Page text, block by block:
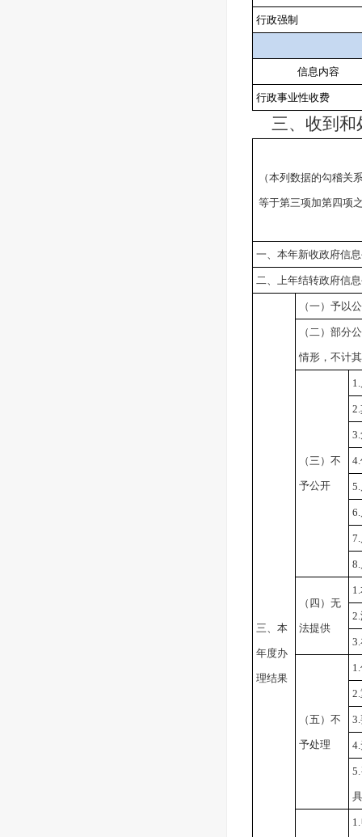
行政强制
信息内容
行政事业性收费
三、收到和
（本列数据的勾稽关
等于第三项加第四项
一、本年新收政府信
二、上年结转政府信
三、本
年度办
理结果
（一）予以
（二）部分
情形，不计
（三）不
予公开
（四）无
法提供
（五）不
予处理